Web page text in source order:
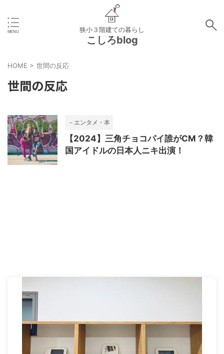
狭小３階建ての暮らし
こしろblog
HOME > 世間の反応
世間の反応
－エンタメ・本
【2024】三角チョコパイ誰がCM？韓
国アイドルの日本人ニキ出演！